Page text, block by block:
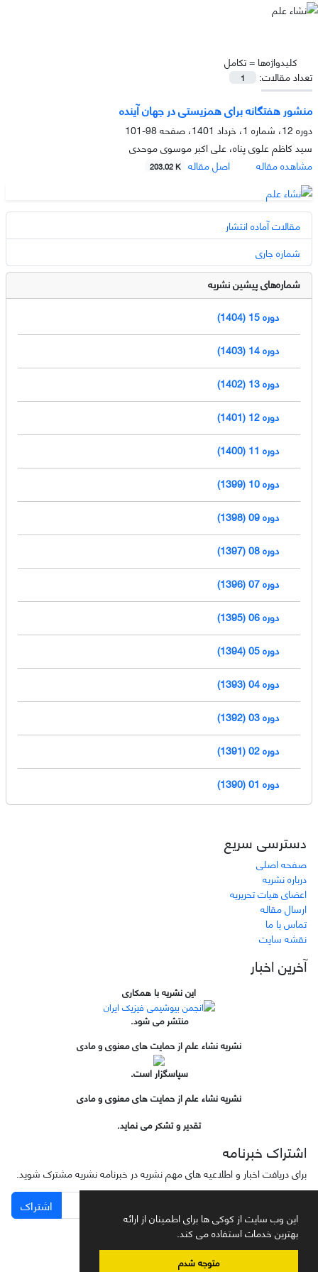
این وب سایت از کوکی ها برای اطمینان از ارائه
بهترین خدمات استفاده می کند.
متوجه شدم
کلیدواژه‌ها =تکامل
تعداد مقالات:
1
منشور هفتگانه برای همزیستی در جهان آینده
دوره 12، شماره 1، خرداد 1401، صفحه
98-101
سید کاظم علوی پناه، علی اکبر موسوی موحدی
مشاهده مقاله
اصل مقاله 203.02 K
مقالات آماده انتشار
شماره جاری
شماره‌های پیشین نشریه
دوره 15 (1404)
دوره 14 (1403)
دوره 13 (1402)
دوره 12 (1401)
دوره 11 (1400)
دوره 10 (1399)
دوره 09 (1398)
دوره 08 (1397)
دوره 07 (1396)
دوره 06 (1395)
دوره 05 (1394)
دوره 04 (1393)
دوره 03 (1392)
دوره 02 (1391)
دوره 01 (1390)
دسترسی سریع
صفحه اصلی
درباره نشریه
اعضای هیات تحریریه
ارسال مقاله
تماس با ما
نقشه سایت
آخرین اخبار
این نشریه با همکاری
منتشر می شود.
نشریه نشاء علم از حمایت های معنوی و مادی
سپاسگزار است.
نشریه نشاء علم از حمایت های معنوی و مادی
تقدیر و تشکر می نماید.
اشتراک خبرنامه
برای دریافت اخبار و اطلاعیه های مهم نشریه در خبرنامه نشریه مشترک شوید.
اشتراک